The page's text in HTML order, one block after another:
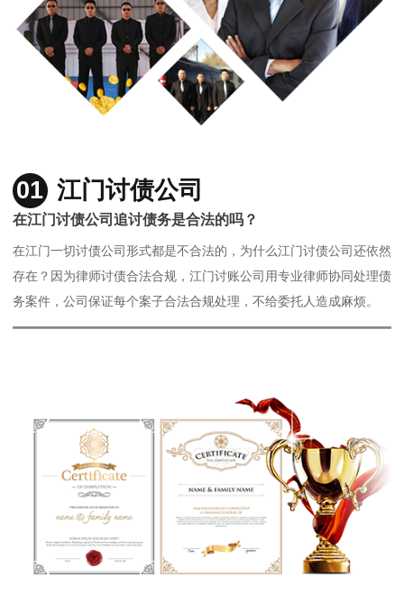
01 江门讨债公司
在江门讨债公司追讨债务是合法的吗？
在江门一切讨债公司形式都是不合法的，为什么江门讨债公司还依然
存在？因为律师讨债合法合规，江门讨账公司用专业律师协同处理债
务案件，公司保证每个案子合法合规处理，不给委托人造成麻烦。